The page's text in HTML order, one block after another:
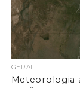
GERAL
Meteorologia